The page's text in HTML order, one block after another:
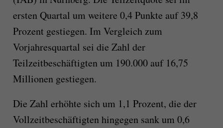
ersten Quartal um weitere 0,4 Punkte auf 39,8
Prozent gestiegen. Im Vergleich zum
Vorjahresquartal sei die Zahl der
Teilzeitbeschäftigten um 190.000 auf 16,75
Millionen gestiegen.
Die Zahl erhöhte sich um 1,1 Prozent, die der
Vollzeitbeschäftigten hingegen sank um 0,6